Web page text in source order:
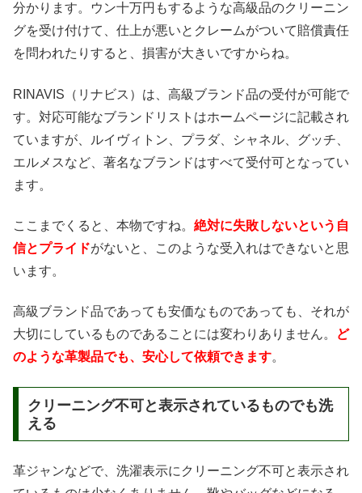
分かります。ウン十万円もするような高級品のクリーニン
グを受け付けて、仕上が悪いとクレームがついて賠償責任
を問われたりすると、損害が大きいですからね。
RINAVIS（リナビス）は、高級ブランド品の受付が可能で
す。対応可能なブランドリストはホームページに記載され
ていますが、ルイヴィトン、プラダ、シャネル、グッチ、
エルメスなど、著名なブランドはすべて受付可となってい
ます。
ここまでくると、本物ですね。 絶対に失敗しないという自
信とプライドがないと、このような受入れはできないと思
います。
高級ブランド品であっても安価なものであっても、それが
大切にしているものであることには変わりありません。
ど
のような革製品でも、安心して依頼できます。
クリーニング不可と表示されているものでも洗
える
革ジャンなどで、洗濯表示にクリーニング不可と表示され